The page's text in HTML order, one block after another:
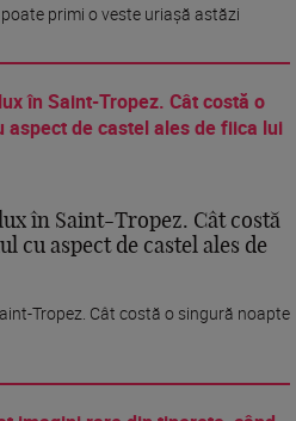
primi o veste uriașă astăzi
în Saint-Tropez. Cât costă
cu aspect de castel ales de
Tropez. Cât costă o singură noapte